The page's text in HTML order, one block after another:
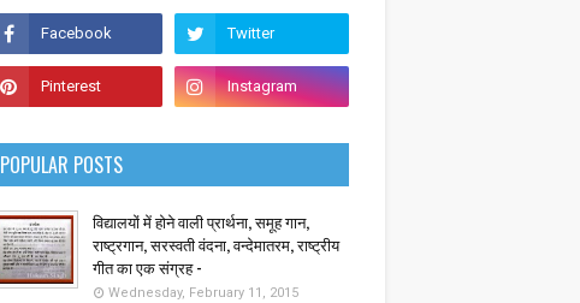
POPULAR POSTS
विद्यालयों में होने वाली प्रार्थना, समूह गान,
राष्ट्रगान, सरस्वती वंदना, वन्देमातरम, राष्ट्रीय
गीत का एक संग्रह -
Wednesday, February 11, 2015